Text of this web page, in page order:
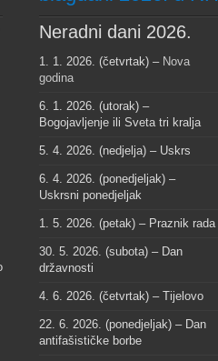
Neradni dani 2026.
1. 1. 2026. (četvrtak) – Nova
godina
6. 1. 2026. (utorak) –
Bogojavljenje ili Sveta tri kralja
5. 4. 2026. (nedjelja) – Uskrs
6. 4. 2026. (ponedjeljak) –
Uskrsni ponedjeljak
1. 5. 2026. (petak) – Praznik rada
30. 5. 2026. (subota) – Dan
državnosti
4. 6. 2026. (četvrtak) – Tijelovo
22. 6. 2026. (ponedjeljak) – Dan
antifašističke borbe